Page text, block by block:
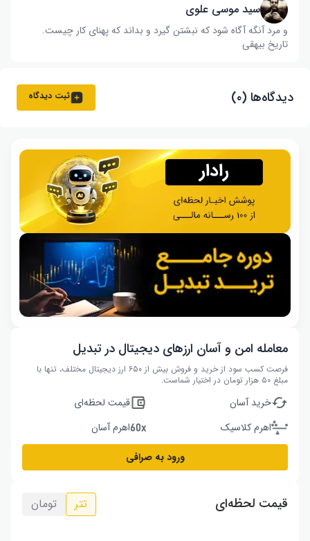
سید موسی علوی
و مرد آنگه آگاه شود که نبشتن گیرد و بداند که پهنای کار چیست‌.
تاریخ بیهقی
دیدگاه‌ها (۰) ثبت دیدگاه
معامله امن و آسان ارزهای دیجیتال در تبدیل
فرصت کسب سود از خرید و فروش بیش از ۶۵۰ ارز دیجیتال مختلف، تنها با
مبلغ ۵۰ هزار تومان در اختیار شماست.
خرید آسان
قیمت لحظه‌ای
اهرم کلاسیک
اهرم آسان
ورود به صرافی
قیمت لحظه‌ای تتر تومان